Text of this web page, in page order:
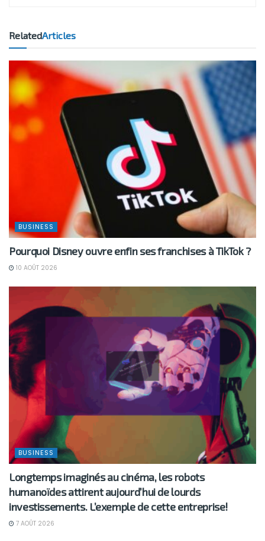
RelatedArticles
BUSINESS
Pourquoi Disney ouvre enfin ses franchises à TikTok ?
10 AOÛT 2026
BUSINESS
Longtemps imaginés au cinéma, les robots
humanoïdes attirent aujourd’hui de lourds
investissements. L’exemple de cette entreprise!
7 AOÛT 2026